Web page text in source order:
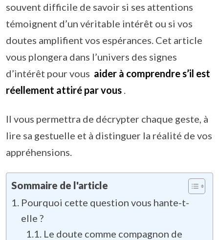
souvent difficile de savoir si ses attentions
témoignent d’un véritable intérêt ou si vos
doutes amplifient vos espérances. Cet article
vous plongera dans l’univers des signes
d’intérêt pour vous aider à comprendre s’il est
réellement attiré par vous
Il vous permettra de décrypter chaque geste, à
lire sa gestuelle et à distinguer la réalité de vos
appréhensions.
Sommaire de l'article
Pourquoi cette question vous hante-t-
elle ?
Le doute comme compagnon de